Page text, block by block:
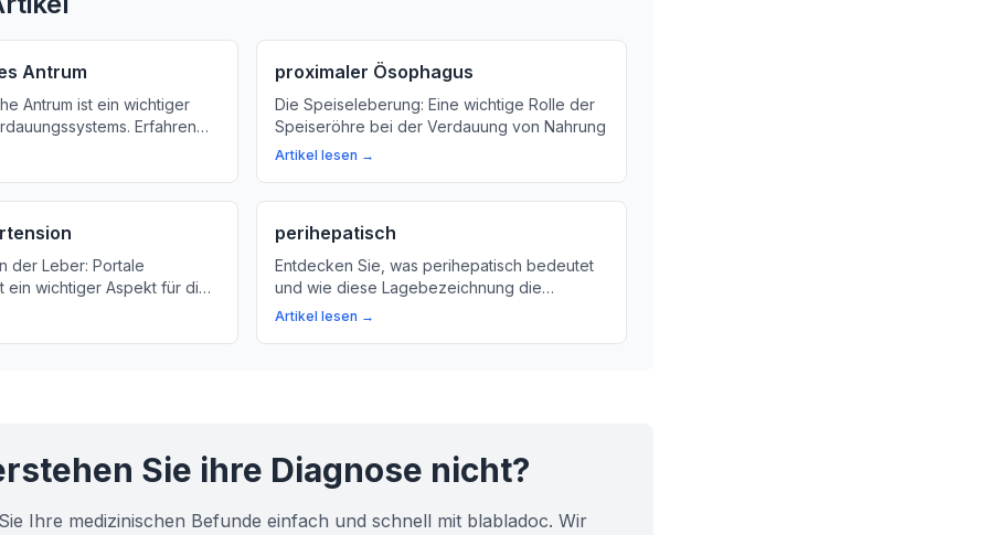
Antrum
Antrum ist ein wichtiger
Erfahren
Funktion und Bedeutung
proximaler Ösophagus
Die Speiseleberung: Eine wichtige Rolle der
Speiseröhre bei der Verdauung von Nahrung
Artikel lesen →
der Leber: Portale
ein wichtiger Aspekt für die
erfahren Sie, was es
perihepatisch
Entdecken Sie, was perihepatisch bedeutet
und wie diese Lagebezeichnung die
Beziehung zwischen verschiedenen
Artikel lesen →
Sie ihre Diagnose nicht?
Ihre medizinischen Befunde einfach und schnell mit blabladoc. Wir